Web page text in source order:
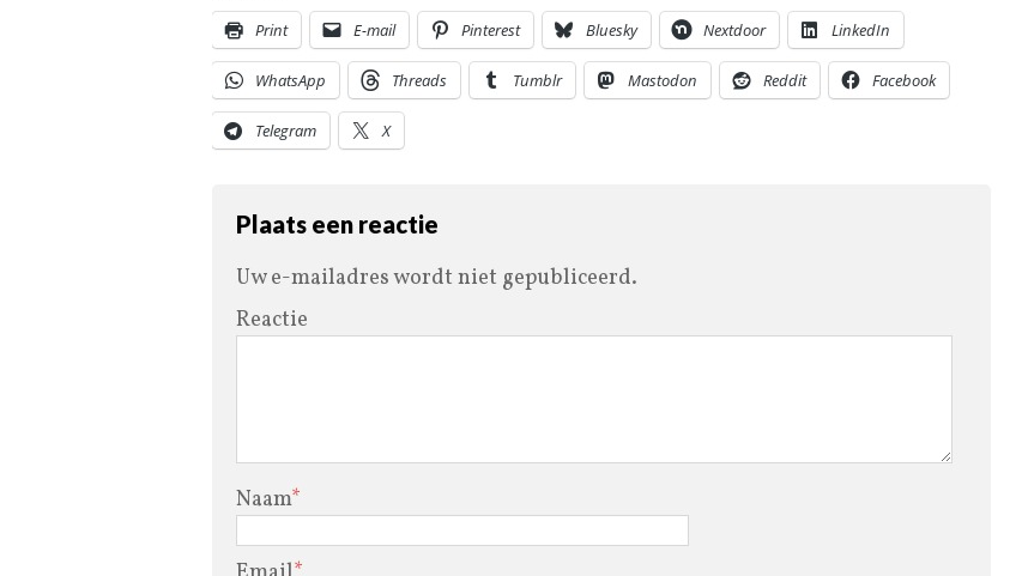
Print E-mail Pinterest Bluesky Nextdoor LinkedIn
WhatsApp Threads Tumblr Mastodon Reddit Facebook
Telegram X
Plaats een reactie
Uw e-mailadres wordt niet gepubliceerd.
Reactie
Naam*